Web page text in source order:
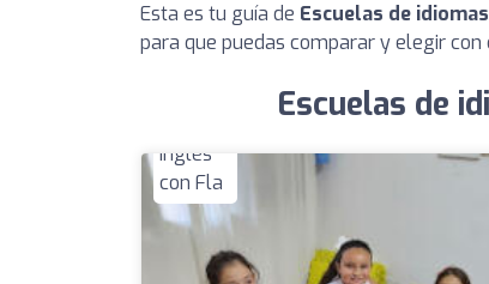
Esta es tu guía de Escuelas de
para que puedas comparar y elegir con
Escuelas de